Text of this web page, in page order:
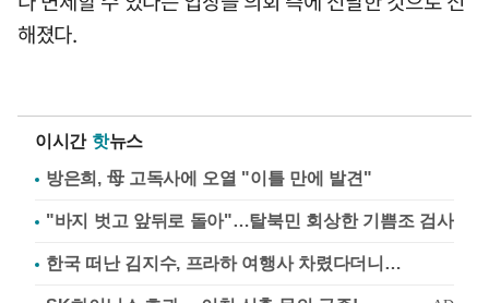
해졌다.
이시간 핫뉴스
방은희, 母 고독사에 오열 "이틀 만에 발견"
"바지 벗고 앞뒤로 돌아"…탈북민 회상한 기쁨조 검사
한국 떠난 김지수, 프라하 여행사 차렸다더니…